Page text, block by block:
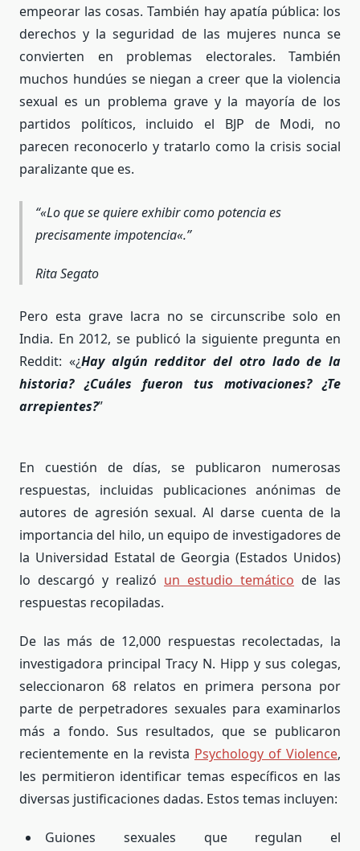
empeorar las cosas. También hay apatía pública: los
derechos y la seguridad de las mujeres nunca se
convierten en problemas electorales. También
muchos hundúes se niegan a creer que la violencia
sexual es un problema grave y la mayoría de los
partidos políticos, incluido el BJP de Modi, no
parecen reconocerlo y tratarlo como la crisis social
paralizante que es.
«Lo que se quiere exhibir como potencia es
precisamente impotencia«.
Rita Segato
Pero esta grave lacra no se circunscribe solo en
India. En 2012, se publicó la siguiente pregunta en
Reddit: «¿Hay algún redditor del otro lado de la
historia? ¿Cuáles fueron tus motivaciones? ¿Te
arrepientes?”
En cuestión de días, se publicaron numerosas
respuestas, incluidas publicaciones anónimas de
autores de agresión sexual. Al darse cuenta de la
importancia del hilo, un equipo de investigadores de
la Universidad Estatal de Georgia (Estados Unidos)
lo descargó y realizó un estudio temático de las
respuestas recopiladas.
De las más de 12,000 respuestas recolectadas, la
investigadora principal Tracy N. Hipp y sus colegas,
seleccionaron 68 relatos en primera persona por
parte de perpetradores sexuales para examinarlos
más a fondo. Sus resultados, que se publicaron
recientemente en la revista Psychology of Violence,
les permitieron identificar temas específicos en las
diversas justificaciones dadas. Estos temas incluyen:
Guiones sexuales que regulan el